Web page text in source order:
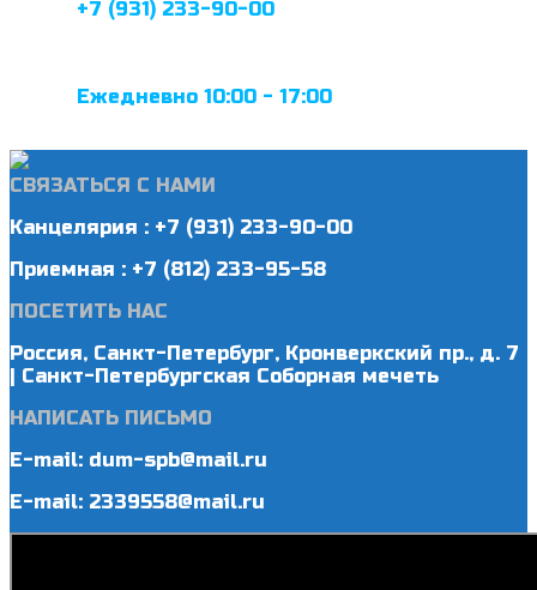
+7 (931) 233-90-00
Ежедневно 10:00 - 17:00
СВЯЗАТЬСЯ С НАМИ
Канцелярия : +7 (931) 233-90-00
Приемная : +7 (812) 233-95-58
ПОСЕТИТЬ НАС
Россия, Санкт-Петербург, Кронверкский пр., д. 7
| Санкт-Петербургская Соборная мечеть
НАПИСАТЬ ПИСЬМО
E-mail: dum-spb@mail.ru
E-mail: 2339558@mail.ru